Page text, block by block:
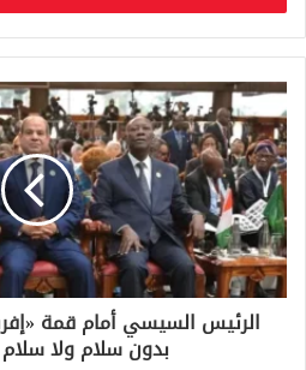
ب
ر
ي
د
ك
ا
ل
إ
ل
ك
ت
ر
الرئيس السيسي أمام قمة
بدون سلام ولا